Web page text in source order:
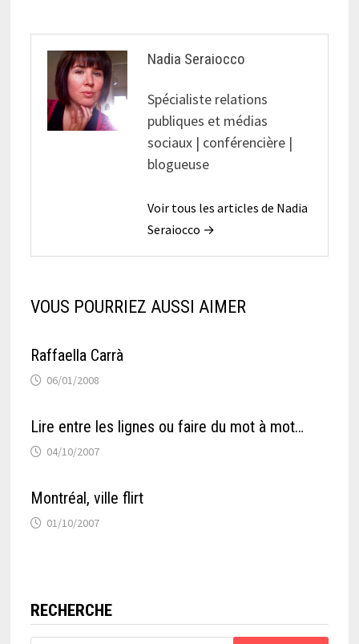
Nadia Seraiocco
Spécialiste relations
publiques et médias
sociaux | conférencière |
blogueuse
Voir tous les articles de Nadia
Seraiocco →
VOUS POURRIEZ AUSSI AIMER
Raffaella Carrà
06/01/2008
Lire entre les lignes ou faire du mot à mot…
04/10/2007
Montréal, ville flirt
01/10/2007
RECHERCHE